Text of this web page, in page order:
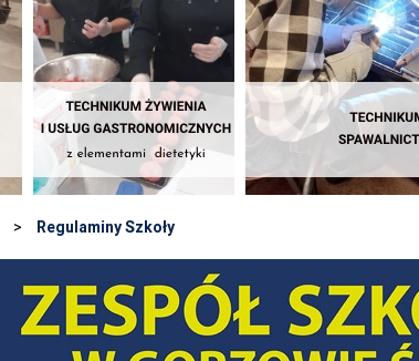
> Regulaminy Szkoły